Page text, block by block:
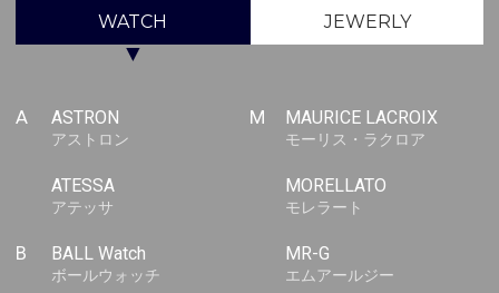
WATCH JEWERLY
▼
A ASTRON
アストロン
ATESSA
アテッサ
B BALL Watch
ボールウォッチ
M MAURICE LACROIX
モーリス・ラクロア
MORELLATO
モレラート
MR-G
エムアールジー